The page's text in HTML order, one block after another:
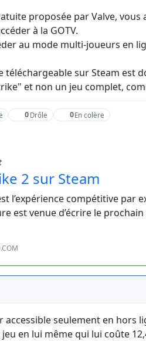
proposée par Valve,
à la GOTV.
au mode multi-joueurs en
téléchargeable sur Steam est
et non un jeu complet,
0 Drôle 0En colère
2 sur Steam
l’expérience compétitive
est venue d’écrire le
seulement en hors
en lui même qui lui coûte